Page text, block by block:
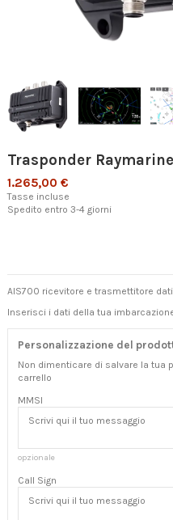
Trasponder
1.265,00 €
Tasse incluse
Spedito entro 3-4 giorni
AIS700 ricevitore e trasmettitore
Inserisci i dati della tua
Personalizzazione del
Non dimenticare di salvare la tua
carrello
MMSI
opzionale
Call Sign